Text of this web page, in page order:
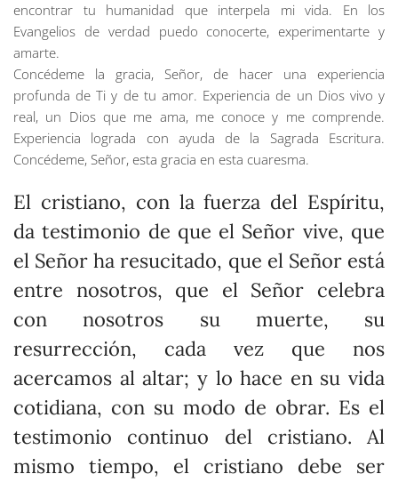
encontrar tu humanidad que interpela mi vida. En los
Evangelios de verdad puedo conocerte, experimentarte y
amarte.
Concédeme la gracia, Señor, de hacer una experiencia
profunda de Ti y de tu amor. Experiencia de un Dios vivo y
real, un Dios que me ama, me conoce y me comprende.
Experiencia lograda con ayuda de la Sagrada Escritura.
Concédeme, Señor, esta gracia en esta cuaresma.
El cristiano, con la fuerza del Espíritu,
da testimonio de que el Señor vive, que
el Señor ha resucitado, que el Señor está
entre nosotros, que el Señor celebra
con nosotros su muerte, su
resurrección, cada vez que nos
acercamos al altar; y lo hace en su vida
cotidiana, con su modo de obrar. Es el
testimonio continuo del cristiano. Al
mismo tiempo, el cristiano debe ser